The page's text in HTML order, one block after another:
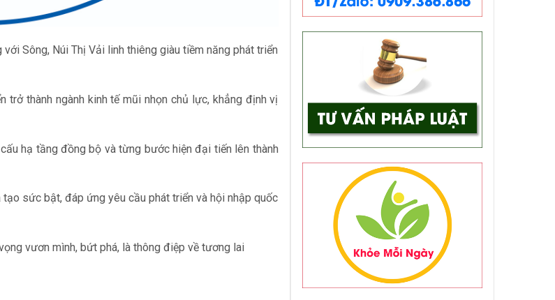
Sông, Núi Thị Vải linh thiêng giàu tiềm năng phát triển
trở thành ngành kinh tế mũi nhọn chủ lực, khẳng định vị
hạ tầng đồng bộ và từng bước hiện đại tiến lên thành
sức bật, đáp ứng yêu cầu phát triển và hội nhập quốc
vươn mình, bứt phá, là thông điệp về tương lai